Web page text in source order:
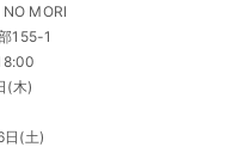
MORI
155-1
(木)
日(土)